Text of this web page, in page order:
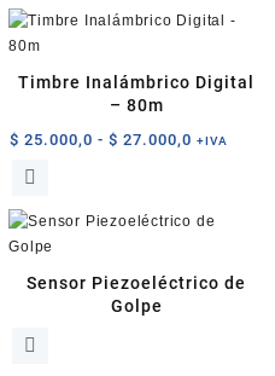
Timbre Inalámbrico Digital
– 80m
$ 25.000,0 - $ 27.000,0 Rango
desde
$ 27.000,0
+IVA
Este
tiene
múltiples
Sensor Piezoeléctrico de
Golpe